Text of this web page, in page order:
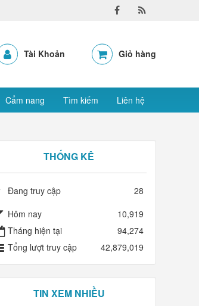
Tài Khoản Giỏ hàng
Cẩm nang Tìm kiếm Liên hệ
THỐNG KÊ
Đang truy cập
28
Hôm nay
10,919
Tháng hiện tại
94,274
Tổng lượt truy cập
42,879,019
TIN XEM NHIỀU